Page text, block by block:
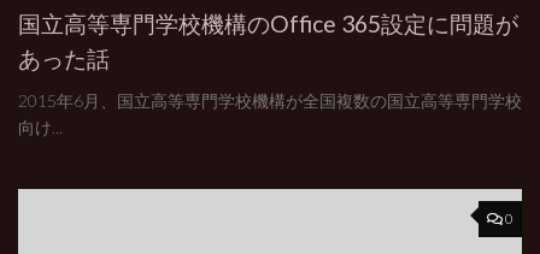
国立高等専門学校機構のOffice 365設定に問題が
あった話
2015年6月、国立高等専門学校機構が全国複数の国立高等専門学校
向け...
0